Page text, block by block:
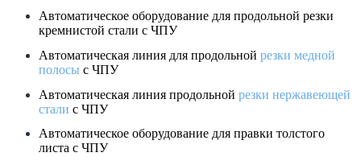
Автоматическое оборудование для продольной резки
кремнистой стали с ЧПУ
Автоматическая линия для продольной резки медной
полосы с ЧПУ
Автоматическая линия продольной резки нержавеющей
стали с ЧПУ
Автоматическое оборудование для правки толстого
листа с ЧПУ